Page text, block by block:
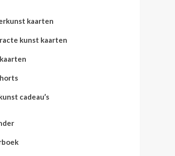
kaarten
kunst kaarten
cadeau’s